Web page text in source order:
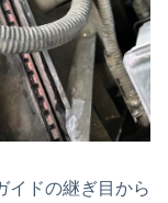
イドの継ぎ目から